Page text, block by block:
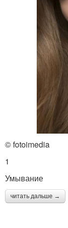
© fotoimedia
1
Умывание
читать дальше →